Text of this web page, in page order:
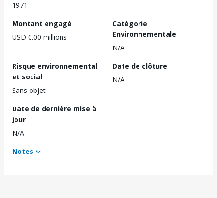
1971
Montant engagé
USD 0.00 millions
Catégorie
Environnementale
N/A
Risque environnemental
et social
Sans objet
Date de clôture
N/A
Date de dernière mise à
jour
N/A
Notes